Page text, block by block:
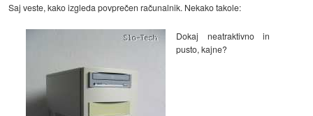
Saj veste, kako izgleda povprečen računalnik. Nekako takole:
Dokaj neatraktivno in
pusto, kajne?